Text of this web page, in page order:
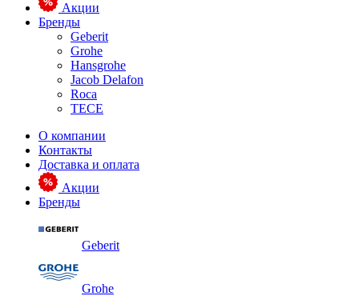
Акции
Бренды
Geberit
Grohe
Hansgrohe
Jacob Delafon
Roca
TECE
О компании
Контакты
Доставка и оплата
Акции
Бренды
Geberit
Grohe